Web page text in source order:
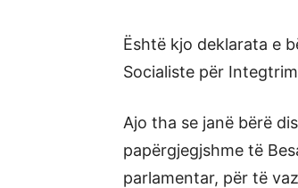
Është kjo deklarata e
Socialiste për
Ajo tha se janë bërë
papërgjegjshme të
parlamentar, për të